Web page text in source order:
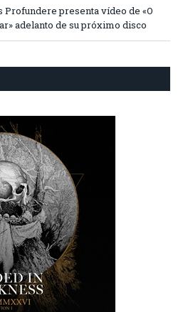
Profundere presenta vídeo de «O
adelanto de su próximo disco